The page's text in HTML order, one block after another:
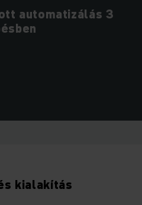
automatizálás 3
kialakítás